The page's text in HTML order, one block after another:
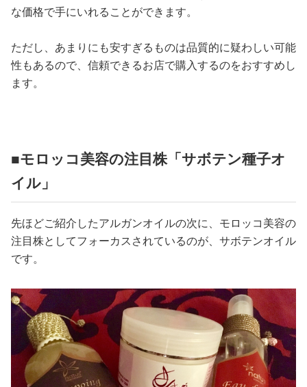
な価格で手にいれることができます。
ただし、あまりにも安すぎるものは品質的に疑わしい可能
性もあるので、信頼できるお店で購入するのをおすすめし
ます。
■モロッコ美容の注目株「サボテン種子オ
イル」
先ほどご紹介したアルガンオイルの次に、モロッコ美容の
注目株としてフォーカスされているのが、サボテンオイル
です。